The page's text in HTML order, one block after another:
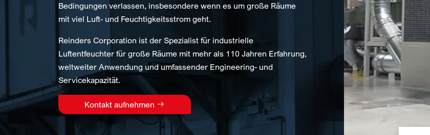
Bedingungen verlassen, insbesondere wenn es um große Räume
mit viel Luft- und Feuchtigkeitsstrom geht.
Reinders Corporation ist der Spezialist für industrielle
Luftentfeuchter für große Räume mit mehr als 110 Jahren Erfahrung,
weltweiter Anwendung und umfassender Engineering- und
Servicekapazität.
Kontakt aufnehmen